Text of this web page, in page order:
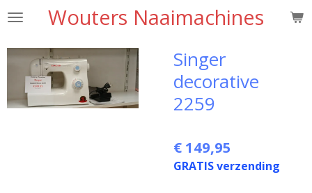
Ga
naar
hoofdinhoud
Wouters Naaimachines
Singer
decorative
2259
€ 149,95
GRATIS verzending